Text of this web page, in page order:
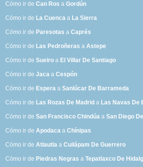
Cómo ir deCan Ros aGordún
Cómo ir de La Cuenca a La Sierra
Cómo ir de Paresotas aCaprés
Cómo ir de Las Pedroñeras aAstepe
Cómo ir deSueiro a El Villar De Santiago
Cómo ir deJaca aCespón
Cómo ir de Espera aSanlúcar De Barrameda
Cómo ir de Las Rozas De Madrid a Las Navas De
Cómo ir deSan Francisco Chindúa aSan Diego
Cómo ir deApodaca aChínipas
Cómo ir deAtlautla aCuilápam De Guerrero
Cómo ir de Piedras Negras aTepatlaxco De